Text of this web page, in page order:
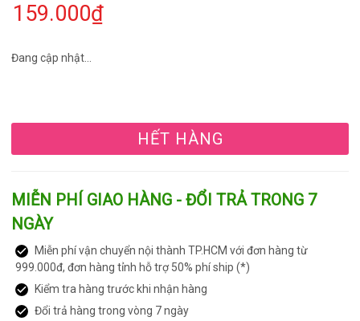
159.000₫
Đang cập nhật...
HẾT HÀNG
MIỄN PHÍ GIAO HÀNG - ĐỔI TRẢ TRONG 7
NGÀY
Miễn phí vận chuyển nội thành TP.HCM với đơn hàng từ
999.000đ, đơn hàng tỉnh hỗ trợ 50% phí ship (*)
Kiểm tra hàng trước khi nhận hàng
Đổi trả hàng trong vòng 7 ngày